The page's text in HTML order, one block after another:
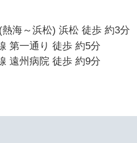
海～浜松) 浜松 徒歩 約3分
第一通り 徒歩 約5分
遠州病院 徒歩 約9分